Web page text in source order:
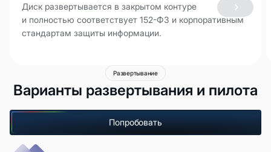
Диск развертывается в закрытом контуре
и полностью соответствует 152-ФЗ и корпоративным
стандартам защиты информации.
Развертывание
Варианты развертывания и пилота
Попробовать